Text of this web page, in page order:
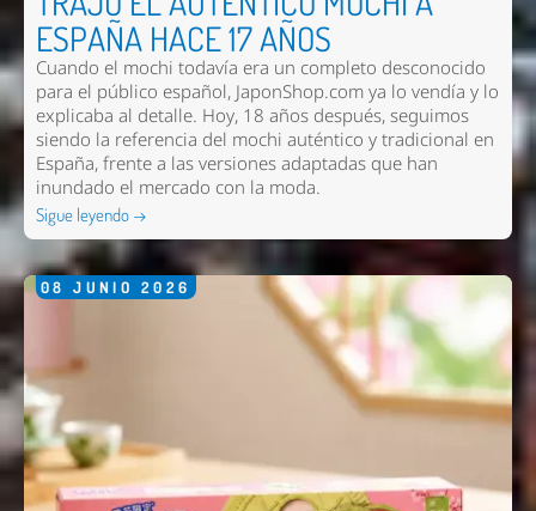
ESPAÑA HACE 17 AÑOS
Cuando el mochi todavía era un completo desconocido
para el público español, JaponShop.com ya lo vendía y lo
explicaba al detalle. Hoy, 18 años después, seguimos
siendo la referencia del mochi auténtico y tradicional en
España, frente a las versiones adaptadas que han
inundado el mercado con la moda.
Sigue leyendo →
08 JUNIO 2026